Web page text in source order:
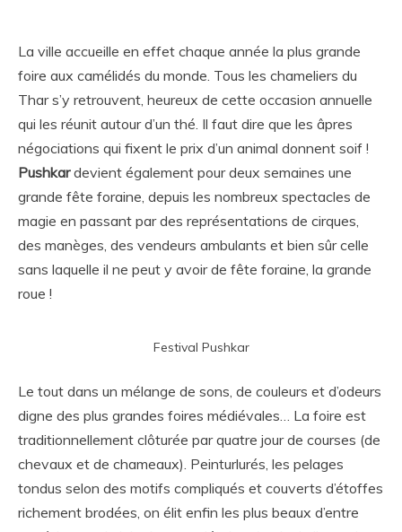
La ville accueille en effet chaque année la plus grande
foire aux camélidés du monde. Tous les chameliers du
Thar s’y retrouvent, heureux de cette occasion annuelle
qui les réunit autour d’un thé. Il faut dire que les âpres
négociations qui fixent le prix d’un animal donnent soif !
Pushkardevient également pour deux semaines une
grande fête foraine, depuis les nombreux spectacles de
magie en passant par des représentations de cirques,
des manèges, des vendeurs ambulants et bien sûr celle
sans laquelle il ne peut y avoir de fête foraine, la grande
roue !
Festival Pushkar
Le tout dans un mélange de sons, de couleurs et d’odeurs
digne des plus grandes foires médiévales… La foire est
traditionnellement clôturée par quatre jour de courses (de
chevaux et de chameaux). Peinturlurés, les pelages
tondus selon des motifs compliqués et couverts d’étoffes
richement brodées, on élit enfin les plus beaux d’entre